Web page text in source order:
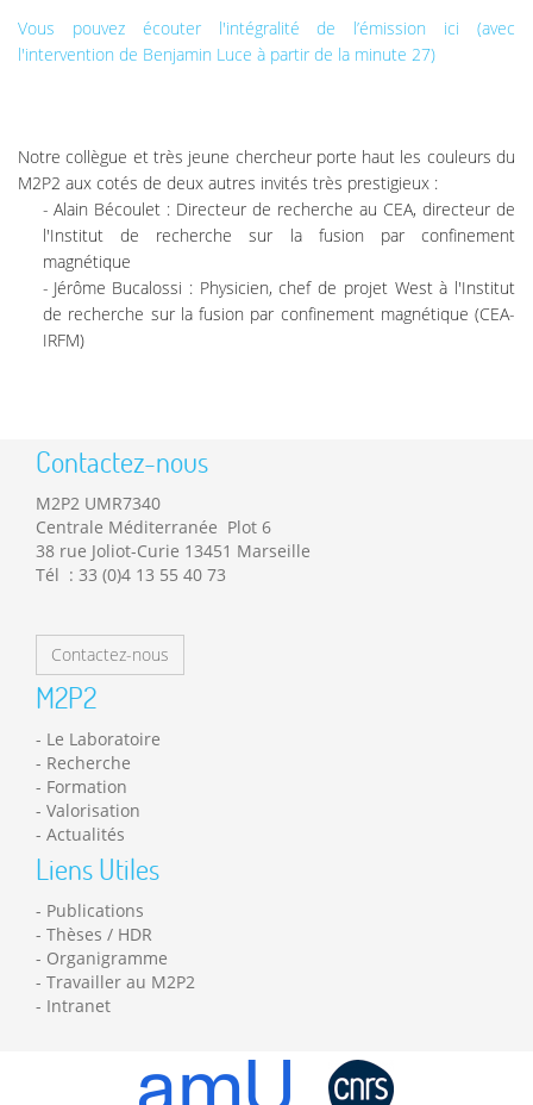
Vous pouvez écouter l'intégralité de l’émission ici (avec
l'intervention de Benjamin Luce à partir de la minute 27)
Notre collègue et très jeune chercheur porte haut les couleurs du
M2P2 aux cotés de deux autres invités très prestigieux :
Alain Bécoulet : Directeur de recherche au CEA, directeur de
l'Institut de recherche sur la fusion par confinement
magnétique
Jérôme Bucalossi : Physicien, chef de projet West à l'Institut
de recherche sur la fusion par confinement magnétique (CEA-
IRFM)
Contactez-nous
M2P2 UMR7340
Centrale Méditerranée Plot 6
38 rue Joliot-Curie 13451 Marseille
Tél : 33 (0)4 13 55 40 73
Contactez-nous
M2P2
Le Laboratoire
Recherche
Formation
Valorisation
Actualités
Liens Utiles
Publications
Thèses / HDR
Organigramme
Travailler au M2P2
Intranet